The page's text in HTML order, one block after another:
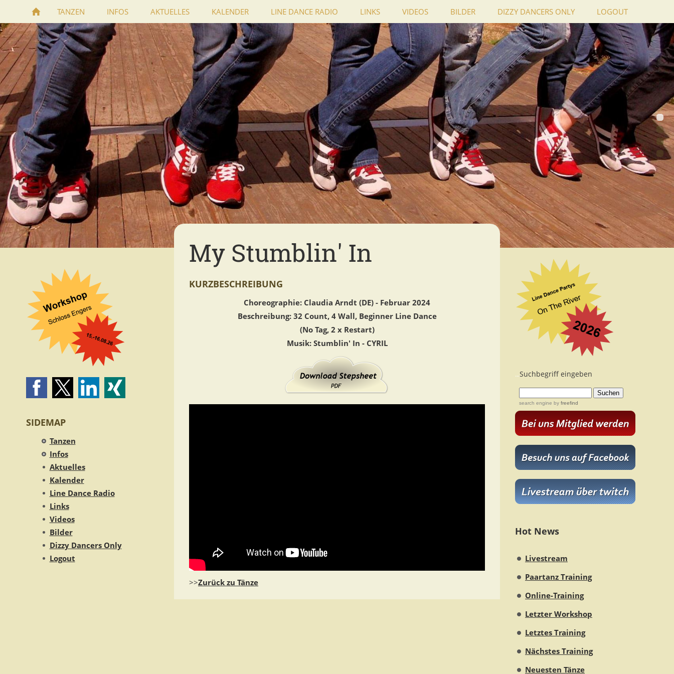
TANZEN INFOS AKTUELLES KALENDER LINE DANCE RADIO LINKS VIDEOS BILDER DIZZY DANCERS ONLY LOGOUT
SIDEMAP
Tanzen
Infos
Aktuelles
Kalender
Line Dance Radio
Links
Videos
Bilder
Dizzy Dancers Only
Logout
My Stumblin' In
KURZBESCHREIBUNG
Choreographie: Claudia Arndt (DE) - Februar 2024
Beschreibung: 32 Count, 4 Wall, Beginner Line Dance
(No Tag, 2 x Restart)
Musik: Stumblin' In - CYRIL
>>Zurück zu Tänze
...Suchbegriff eingeben
search engine by freefind
Hot News
Livestream
Paartanz Training
Online-Training
Letzter Workshop
Letztes Training
Nächstes Training
Neuesten Tänze